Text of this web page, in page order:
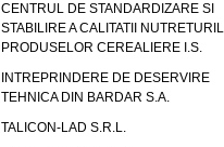
CENTRUL DE STANDARDIZARE SI
STABILIRE A CALITATII
PRODUSELOR CEREALIERE I.S.
INTREPRINDERE DE DESERVIRE
TEHNICA DIN BARDAR S.A.
TALICON-LAD S.R.L.